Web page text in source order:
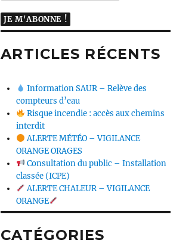
ARTICLES RÉCENTS
Information SAUR – Relève des
compteurs d’eau
Risque incendie : accès aux chemins
interdit
ALERTE MÉTÉO – VIGILANCE
ORANGE ORAGES
Consultation du public – Installation
classée (ICPE)
ALERTE CHALEUR – VIGILANCE
ORANGE
CATÉGORIES